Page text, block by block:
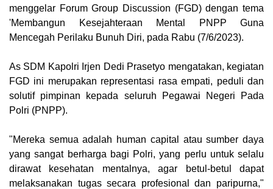
menggelar Forum Group Discussion (FGD) dengan tema
'Membangun Kesejahteraan Mental PNPP Guna
Mencegah Perilaku Bunuh Diri, pada Rabu (7/6/2023).
As SDM Kapolri Irjen Dedi Prasetyo mengatakan, kegiatan
FGD ini merupakan representasi rasa empati, peduli dan
solutif pimpinan kepada seluruh Pegawai Negeri Pada
Polri (PNPP).
"Mereka semua adalah human capital atau sumber daya
yang sangat berharga bagi Polri, yang perlu untuk selalu
dirawat kesehatan mentalnya, agar betul-betul dapat
melaksanakan tugas secara profesional dan paripurna,"